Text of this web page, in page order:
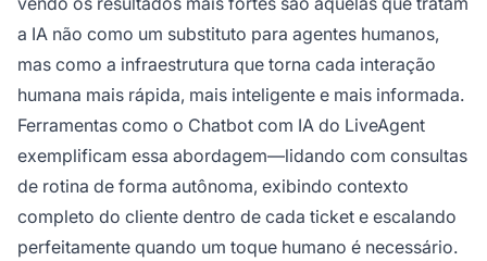
a IA não como um substituto para agentes humanos,
mas como a infraestrutura que torna cada interação
humana mais rápida, mais inteligente e mais informada.
Ferramentas como o Chatbot com IA do LiveAgent
exemplificam essa abordagem—lidando com consultas
de rotina de forma autônoma, exibindo contexto
completo do cliente dentro de cada ticket e escalando
perfeitamente quando um toque humano é necessário.